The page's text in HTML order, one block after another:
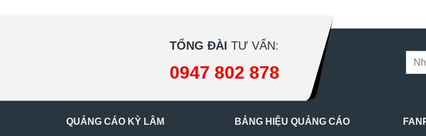
TỔNG ĐÀI TƯ VẤN:
0947 802 878
QUẢNG CÁO KỲ LÂM BẢNG HIỆU QUẢNG CÁO